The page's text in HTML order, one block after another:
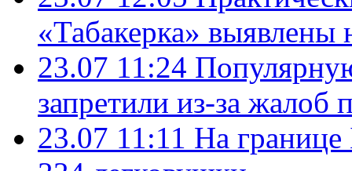
«Табакерка»
23.07 11:24
запретили из-за жалоб
23.07 11:11 На границе